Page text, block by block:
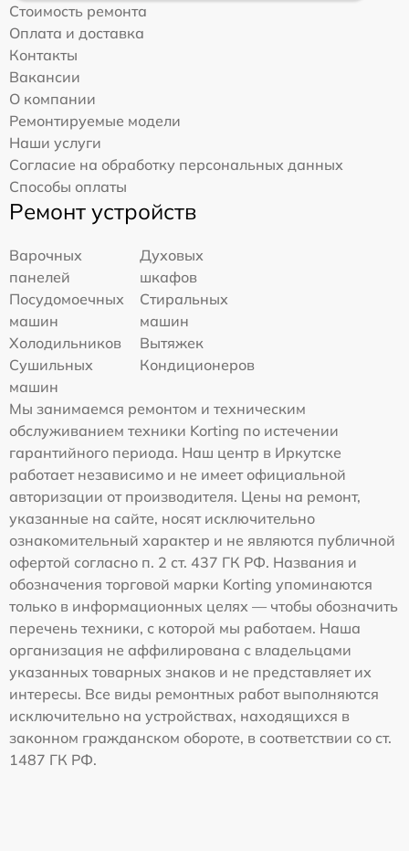
Стоимость ремонта
Оплата и доставка
Контакты
Вакансии
О компании
Ремонтируемые модели
Наши услуги
Согласие на обработку персональных данных
Способы оплаты
Ремонт устройств
Варочных
панелей
Духовых
шкафов
Посудомоечных
машин
Стиральных
машин
Холодильников
Вытяжек
Сушильных
машин
Кондиционеров
Мы занимаемся ремонтом и техническим
обслуживанием техники Korting по истечении
гарантийного периода. Наш центр в Иркутске
работает независимо и не имеет официальной
авторизации от производителя. Цены на ремонт,
указанные на сайте, носят исключительно
ознакомительный характер и не являются публичной
офертой согласно п. 2 ст. 437 ГК РФ. Названия и
обозначения торговой марки Korting упоминаются
только в информационных целях — чтобы обозначить
перечень техники, с которой мы работаем. Наша
организация не аффилирована с владельцами
указанных товарных знаков и не представляет их
интересы. Все виды ремонтных работ выполняются
исключительно на устройствах, находящихся в
законном гражданском обороте, в соответствии со ст.
1487 ГК РФ.